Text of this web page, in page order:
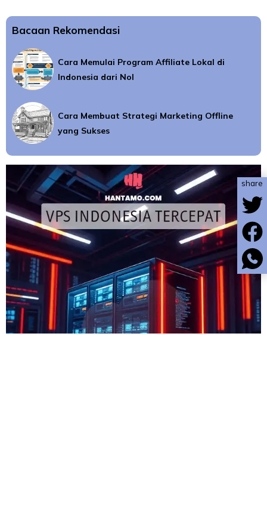
Bacaan Rekomendasi
Cara Memulai Program Affiliate Lokal di
Indonesia dari Nol
Cara Membuat Strategi Marketing Offline
yang Sukses
share